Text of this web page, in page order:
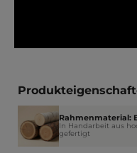
Rahmenmaterial:
In Handarbeit aus
gefertigt